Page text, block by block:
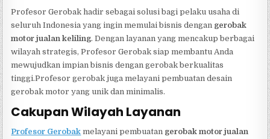
Profesor Gerobak hadir sebagai solusi bagi pelaku usaha di
seluruh Indonesia yang ingin memulai bisnis dengan gerobak
motor jualan keliling. Dengan layanan yang mencakup berbagai
wilayah strategis, Profesor Gerobak siap membantu Anda
mewujudkan impian bisnis dengan gerobak berkualitas
tinggi.Profesor gerobak juga melayani pembuatan desain
gerobak motor yang unik dan minimalis.
Cakupan Wilayah Layanan
Profesor Gerobak melayani pembuatan gerobak motor jualan